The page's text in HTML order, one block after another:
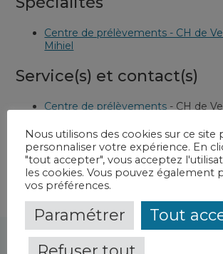
Centre de prélèvements - CH de
Mihiel
Service(s) et contact(s)
Centre de prélèvements - CH de
Nous utilisons des cookies sur ce site
personnaliser votre expérience. En
"tout accepter", vous acceptez
les cookies. Vous pouvez également
vos préférences.
Paramétrer
Tout